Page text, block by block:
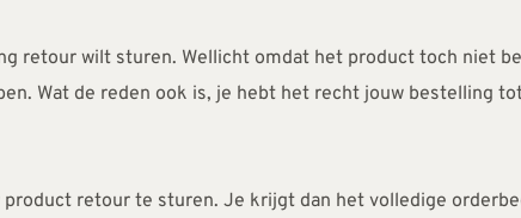
Wat de reden ook is, je hebt het recht jouw bestelling
product retour te sturen. Je krijgt dan het volledige